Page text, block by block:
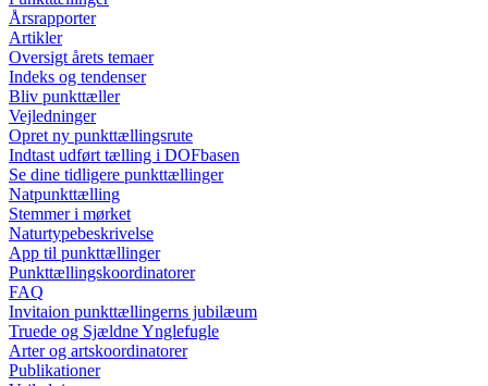
Årsrapporter
Artikler
Oversigt årets temaer
Indeks og tendenser
Bliv punkttæller
Vejledninger
Opret ny punkttællingsrute
Indtast udført tælling i DOFbasen
Se dine tidligere punkttællinger
Natpunkttælling
Stemmer i mørket
Naturtypebeskrivelse
App til punkttællinger
Punkttællingskoordinatorer
FAQ
Invitaion punkttællingerns jubilæum
Truede og Sjældne Ynglefugle
Arter og artskoordinatorer
Publikationer